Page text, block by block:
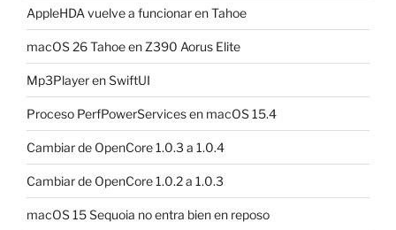
AppleHDA vuelve a funcionar en Tahoe
macOS 26 Tahoe en Z390 Aorus Elite
Mp3Player en SwiftUI
Proceso PerfPowerServices en macOS 15.4
Cambiar de OpenCore 1.0.3 a 1.0.4
Cambiar de OpenCore 1.0.2 a 1.0.3
macOS 15 Sequoia no entra bien en reposo